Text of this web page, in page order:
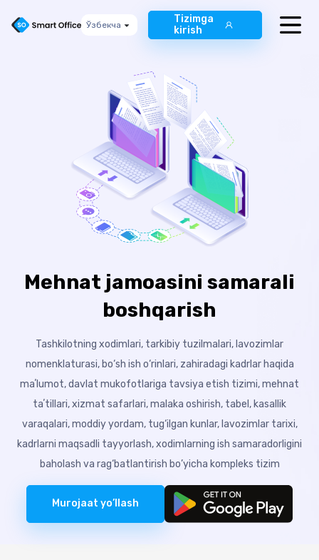
Ўзбекча
Русский
Tizimga
kirish
Mehnat jamoasini samarali
boshqarish
Tashkilotning xodimlari, tarkibiy tuzilmalari, lavozimlar
nomenklaturasi, bo‘sh ish o‘rinlari, zahiradagi kadrlar haqida
maʼlumot, davlat mukofotlariga tavsiya etish tizimi, mehnat
taʼtillari, xizmat safarlari, malaka oshirish, tabel, kasallik
varaqalari, moddiy yordam, tug‘ilgan kunlar, lavozimlar tarixi,
kadrlarni maqsadli tayyorlash, xodimlarning ish samaradorligini
baholash va rag‘batlantirish bo’yicha kompleks tizim
Murojaat yo’llash